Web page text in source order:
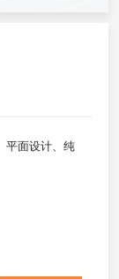
平面设计、纯